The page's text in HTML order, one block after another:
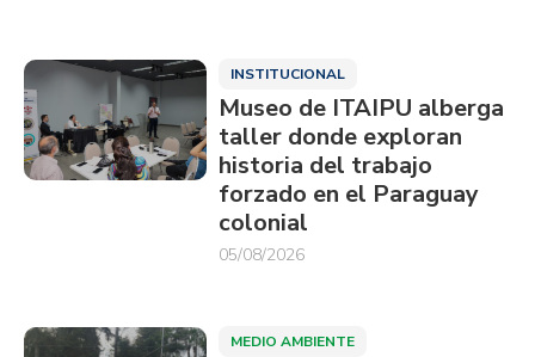
INSTITUCIONAL
Museo de ITAIPU alberga
taller donde exploran
historia del trabajo
forzado en el Paraguay
colonial
05/08/2026
MEDIO AMBIENTE